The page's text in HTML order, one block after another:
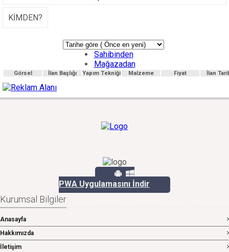
KİMDEN?
Sahibinden
Mağazadan
Görsel İlan Başlığı Yapım Tekniği Malzeme Fiyat İlan
PWA Uygulamasını İndir
Kurumsal Bilgiler
Anasayfa
Hakkımızda
İletişim